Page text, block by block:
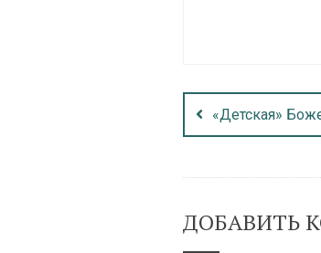
«Детская»
ДОБАВИТЬ